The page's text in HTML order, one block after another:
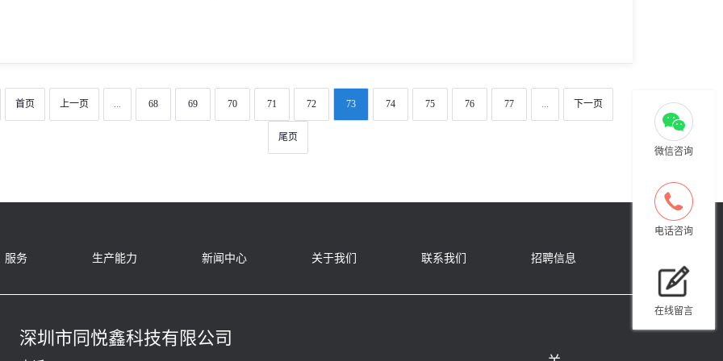
首页 上一页 ... 68 69 70 71 72 73 74 75 76 77 ... 下一页
尾页
服务 生产能力 新闻中心 关于我们 联系我们 招聘信息
深圳市同悦鑫科技有限公司
微信咨询
电话咨询
在线留言